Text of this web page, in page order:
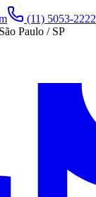
(11) 5053-2222
Paulo / SP